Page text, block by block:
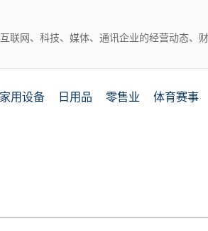
联网、科技、媒体、通讯企业的经营动态、
家用设备 日用品 零售业 体育赛事